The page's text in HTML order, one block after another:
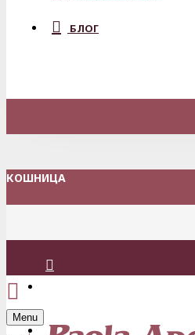
БЛОГ
КОШНИЦА
Регистрация
Menu